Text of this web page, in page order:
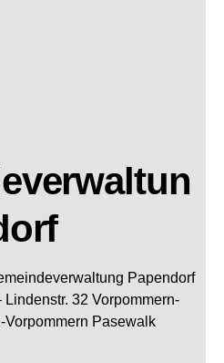
Papendorf
Lindenstr. 32 Vorpommern-
Vorpommern Pasewalk